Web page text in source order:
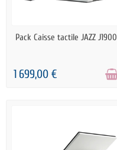
RUPTURE DE STOCK
Pack Caisse tactile JAZZ J1900
1 699,00 €